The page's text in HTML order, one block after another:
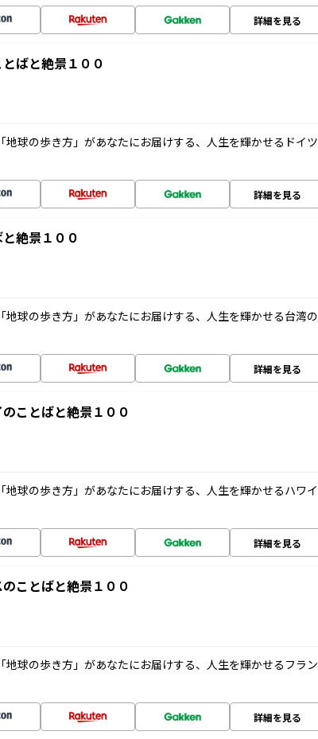
詳細を見る
ばと絶景１００
球の歩き方」があなたにお届けする、人生を輝かせるドイツ
詳細を見る
絶景１００
球の歩き方」があなたにお届けする、人生を輝かせる台湾の
詳細を見る
ことばと絶景１００
球の歩き方」があなたにお届けする、人生を輝かせるハワイ
詳細を見る
ことばと絶景１００
球の歩き方」があなたにお届けする、人生を輝かせるフラン
詳細を見る